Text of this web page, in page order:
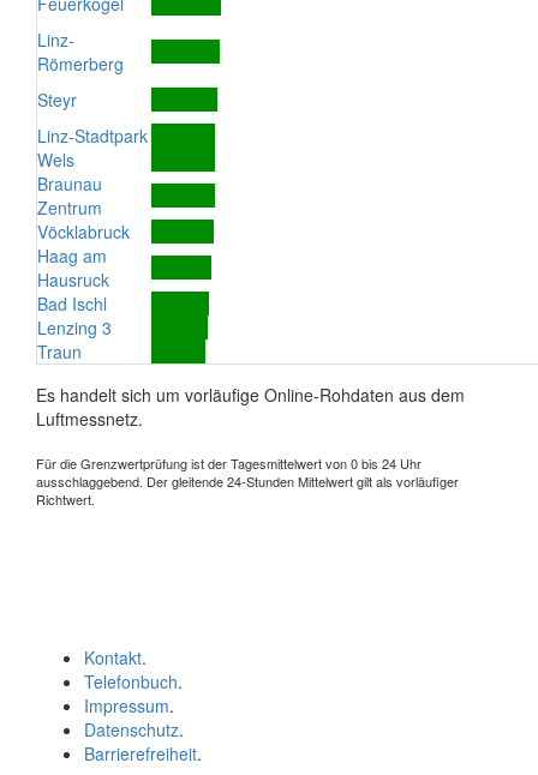
Linz-
Römerberg
Steyr
Linz-Stadtpark
Wels
Braunau
Zentrum
Vöcklabruck
Haag am
Hausruck
Bad Ischl
Lenzing 3
Traun
Es handelt sich um vorläufige Online-Rohdaten aus dem
Luftmessnetz.
Für die Grenzwertprüfung ist der Tagesmittelwert von 0 bis 24 Uhr
ausschlaggebend. Der gleitende 24-Stunden Mittelwert gilt als vorläufiger
Richtwert.
Kontakt.
Telefonbuch.
Impressum.
Datenschutz.
Barrierefreiheit.